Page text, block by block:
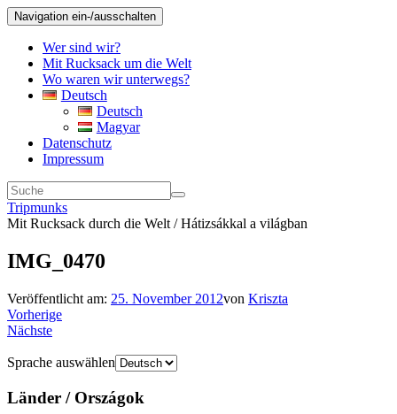
Navigation ein-/ausschalten
Wer sind wir?
Mit Rucksack um die Welt
Wo waren wir unterwegs?
Deutsch
Deutsch
Magyar
Datenschutz
Impressum
Tripmunks
Mit Rucksack durch die Welt / Hátizsákkal a világban
IMG_0470
Veröffentlicht am: 25. November 2012von Kriszta
Vorherige
Nächste
Sprache auswählen
Länder / Országok